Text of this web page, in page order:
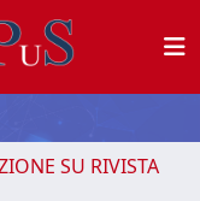
SU RIVISTA